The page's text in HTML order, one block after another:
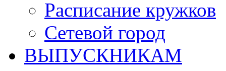
Расписание кружков
Сетевой город
ВЫПУСКНИКАМ